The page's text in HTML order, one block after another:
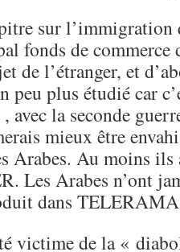
sur l’immigration
fonds de commerce
de l’étranger, et
peu plus étudié car
, avec la seconde
mieux être
Arabes. Au moins ils
Les Arabes n’ont
dans
victime de la «